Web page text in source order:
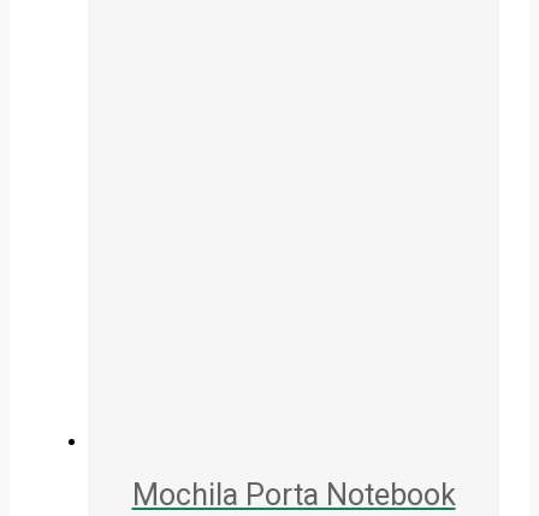
Mochila Porta Notebook